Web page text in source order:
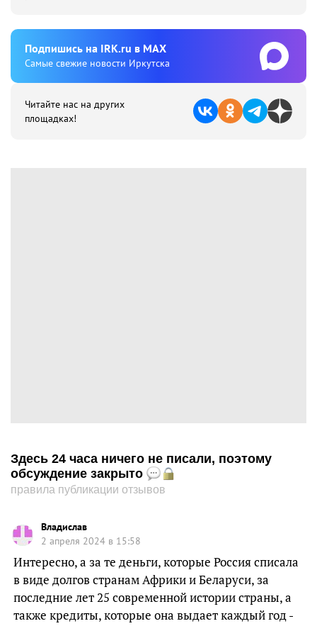
Подпишиcь на IRK.ru в MAX
Cамые свежие новости Иркутска
Читайте нас на других
площадках!
Здесь 24 часа ничего не писали, поэтому
обсуждение закрыто
правила публикации отзывов
Владислав
2 апреля 2024 в 15:58
Интересно, а за те деньги, которые Россия списала
в виде долгов странам Африки и Беларуси, за
последние лет 25 современной истории страны, а
также кредиты, которые она выдает каждый год -